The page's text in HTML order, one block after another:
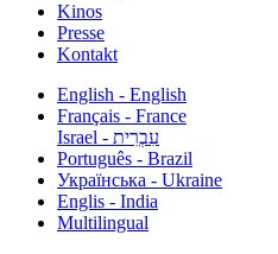
Kinos
Presse
Kontakt
English - English
Français - France
עִבְרִית - Israel
Português - Brazil
Українська - Ukraine
Englis - India
Multilingual